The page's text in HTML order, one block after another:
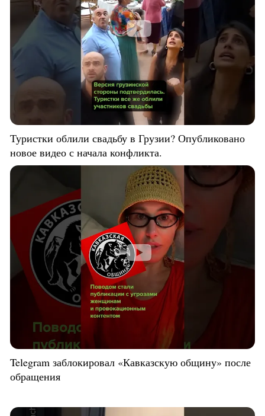
Туристки облили свадьбу в Грузии? Опубликовано
новое видео с начала конфликта.
Telegram заблокировал «Кавказскую общину» после
обращения